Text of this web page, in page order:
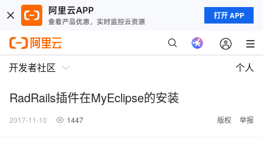
打开 APP
开发者社区 个人
RadRails插件在MyEclipse的安装
2017-11-10 1447 版权 举报